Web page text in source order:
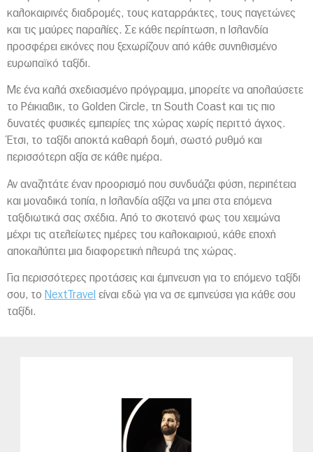
καλοκαιρινές διαδρομές, τους καταρράκτες, τους παγετώνες
και τις μαύρες παραλίες. Σε κάθε περίπτωση, η Ισλανδία
προσφέρει εικόνες που ξεχωρίζουν από κάθε συνηθισμένο
ευρωπαϊκό ταξίδι.
Με ένα καλά σχεδιασμένο πρόγραμμα, μπορείτε να απολαύσετε
το Ρέικιαβικ, το Golden Circle, τη South Coast και τις πιο
δυνατές φυσικές εμπειρίες της χώρας χωρίς περιττό άγχος.
Έτσι, το ταξίδι αποκτά καθαρή δομή, σωστό ρυθμό και
περισσότερη αξία σε κάθε ημέρα.
Αν αναζητάτε έναν προορισμό που συνδυάζει φύση, περιπέτεια
και μοναδικά τοπία, η Ισλανδία αξίζει να μπει στα επόμενα
ταξιδιωτικά σας σχέδια. Από το σκοτεινό φως του χειμώνα
μέχρι τις ατελείωτες ημέρες του καλοκαιριού, κάθε εποχή
αποκαλύπτει μια διαφορετική πλευρά της χώρας.
Για περισσότερες προτάσεις και έμπνευση για το επόμενο ταξίδι
σου, το NextTravel είναι εδώ για να σε εμπνεύσει για κάθε σου
ταξίδι.